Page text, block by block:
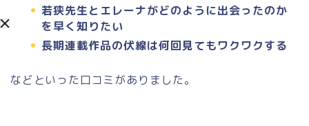
若狭先生とエレーナがどのように出会ったのか
を早く知りたい
長期連載作品の伏線は何回見てもワクワクする
などといった口コミがありました。